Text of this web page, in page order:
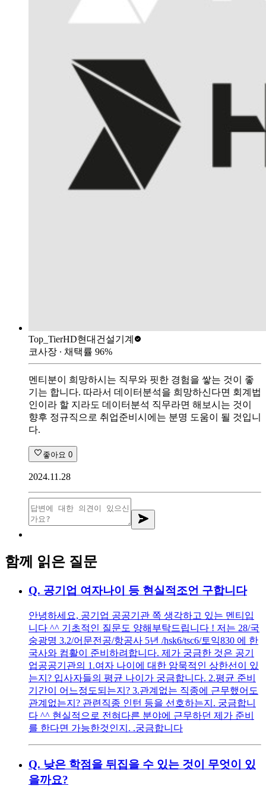
Top_TierHD현대건설기계
코사장 ∙ 채택률 96%
멘티분이 희망하시는 직무와 핏한 경험을 쌓는 것이 좋
기는 합니다. 따라서 데이터분석을 희망하신다면 회계법
인이라 할 지라도 데이터분석 직무라면 해보시는 것이
향후 정규직으로 취업준비시에는 분명 도움이 될 것입니
다.
좋아요 0
2024.11.28
함께 읽은 질문
Q. 공기업 여자나이 등 현실적조언 구합니다
안녕하세요, 공기업 공공기관 쪽 생각하고 있는 멘티입
니다 ^^ 기초적인 질문도 양해부탁드립니다 ! 저는 28/국
숭광명 3.2/어문전공/항공사 5년 /hsk6/tsc6/토익830 에 한
국사와 컴활이 준비하려합니다. 제가 궁금한 것은 공기
업공공기관의 1.여자 나이에 대한 암묵적인 상한선이 있
는지? 입사자들의 평균 나이가 궁금합니다. 2.평균 준비
기간이 어느정도되는지? 3.관계없는 직종에 근무했어도
관계없는지? 관련직종 인턴 등을 선호하는지. 궁금합니
다 ^^ 현실적으로 전혀다른 분야에 근무하던 제가 준비
를 한다면 가능한것인지. .궁금합니다
Q. 낮은 학점을 뒤집을 수 있는 것이 무엇이 있
을까요?